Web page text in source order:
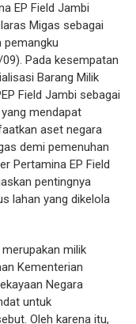
EP Field Jambi
Migas sebagai
pemangku
Pada kesempatan
Barang Milik
Field Jambi sebagai
mendapat
aset negara
demi pemenuhan
Pertamina EP Field
pentingnya
lahan yang dikelola
milik
Kementerian
Negara
untuk
Oleh karena itu,